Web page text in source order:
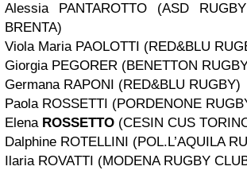
Alessia PANTAROTTO (ASD
BRENTA)
Viola Maria PAOLOTTI (RED&BLU
Giorgia PEGORER (BENETTON
Germana RAPONI (RED&BLU RUGBY)
Paola ROSSETTI (PORDENONE
Elena ROSSETTO (CESIN CUS
Dalphine ROTELLINI (POL.L’AQUILA
Ilaria ROVATTI (MODENA RUGBY